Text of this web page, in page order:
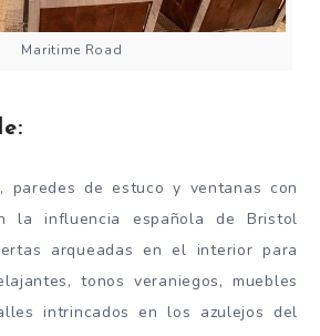
Maritime Road
paredes de estuco y ventanas con
la influencia española de Bristol
arqueadas en el interior para
tonos veraniegos, muebles
intrincados en los azulejos del